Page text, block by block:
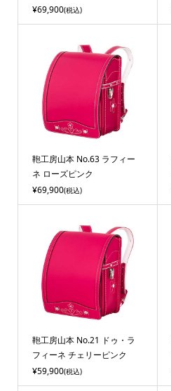
¥69,900(税込)
鞄工房山本 No.63 ラフィー
ネ ローズピンク
¥69,900(税込)
鞄工房山本 No.21 ドゥ・ラ
フィーネ チェリーピンク
¥59,900(税込)